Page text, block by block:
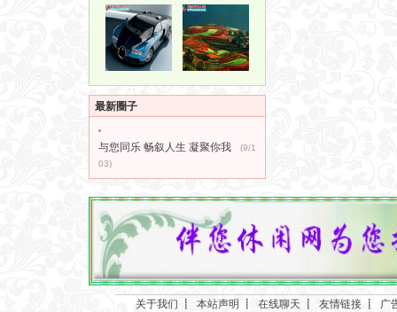
最新圈子
与您同乐 畅叙人生 凝聚你我
(9/1
03)
关于我们 ┋ 本站声明 ┋ 在线聊天 ┋ 友情链接 ┋
广